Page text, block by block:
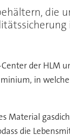
die
der HLM
in
Material
die